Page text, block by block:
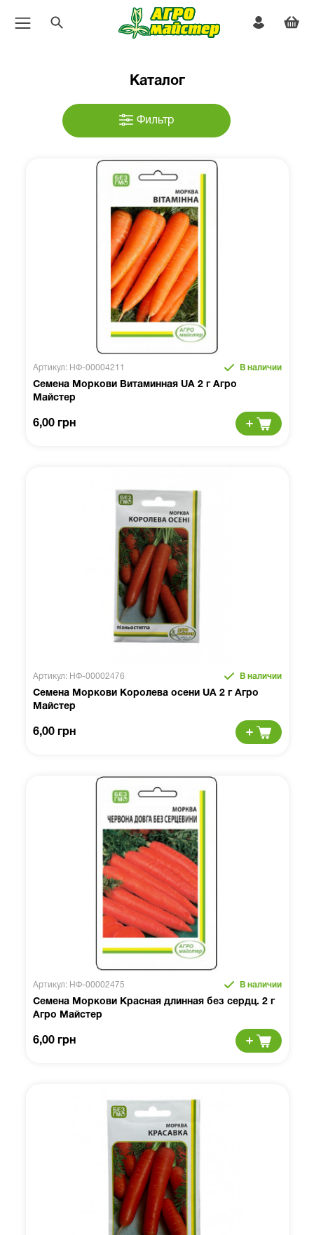
Каталог
Фильтр
Артикул: НФ-00004211 В наличии
Семена Моркови Витаминная UA 2 г Агро
Майстер
6,00 грн
Артикул: НФ-00002476 В наличии
Семена Моркови Королева осени UA 2 г Агро
Майстер
6,00 грн
Артикул: НФ-00002475 В наличии
Семена Моркови Красная длинная без сердц. 2 г
Агро Майстер
6,00 грн